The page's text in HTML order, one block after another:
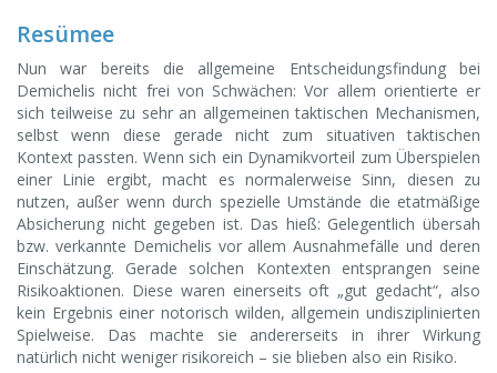
Resümee
Nun war bereits die allgemeine Entscheidungsfindung bei
Demichelis nicht frei von Schwächen: Vor allem orientierte er
sich teilweise zu sehr an allgemeinen taktischen Mechanismen,
selbst wenn diese gerade nicht zum situativen taktischen
Kontext passten. Wenn sich ein Dynamikvorteil zum Überspielen
einer Linie ergibt, macht es normalerweise Sinn, diesen zu
nutzen, außer wenn durch spezielle Umstände die etatmäßige
Absicherung nicht gegeben ist. Das hieß: Gelegentlich übersah
bzw. verkannte Demichelis vor allem Ausnahmefälle und deren
Einschätzung. Gerade solchen Kontexten entsprangen seine
Risikoaktionen. Diese waren einerseits oft „gut gedacht“, also
kein Ergebnis einer notorisch wilden, allgemein undisziplinierten
Spielweise. Das machte sie andererseits in ihrer Wirkung
natürlich nicht weniger risikoreich – sie blieben also ein Risiko.